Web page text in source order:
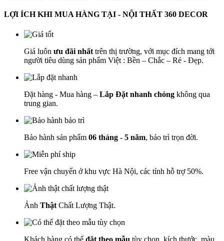
LỢI ÍCH KHI MUA HÀNG TẠI - NỘI THẤT 360 DECOR
Giá luôn ưu đãi nhất trên thị trường, với mục đích mang tới
người tiêu dùng sản phẩm Việt : Bền – Chắc – Rẻ - Đẹp.
Đặt hàng - Mua hàng – Lắp Đặt nhanh chóng không qua
trung gian.
Bảo hành sản phẩm 06 tháng - 5 năm, bảo trì trọn đời.
Free vận chuyển ở khu vực Hà Nội, các tỉnh hỗ trợ 50%.
Ảnh Thật Chất Lượng Thật.
Khách hàng có thể đặt theo mẫu tùy chọn, kích thước, màu